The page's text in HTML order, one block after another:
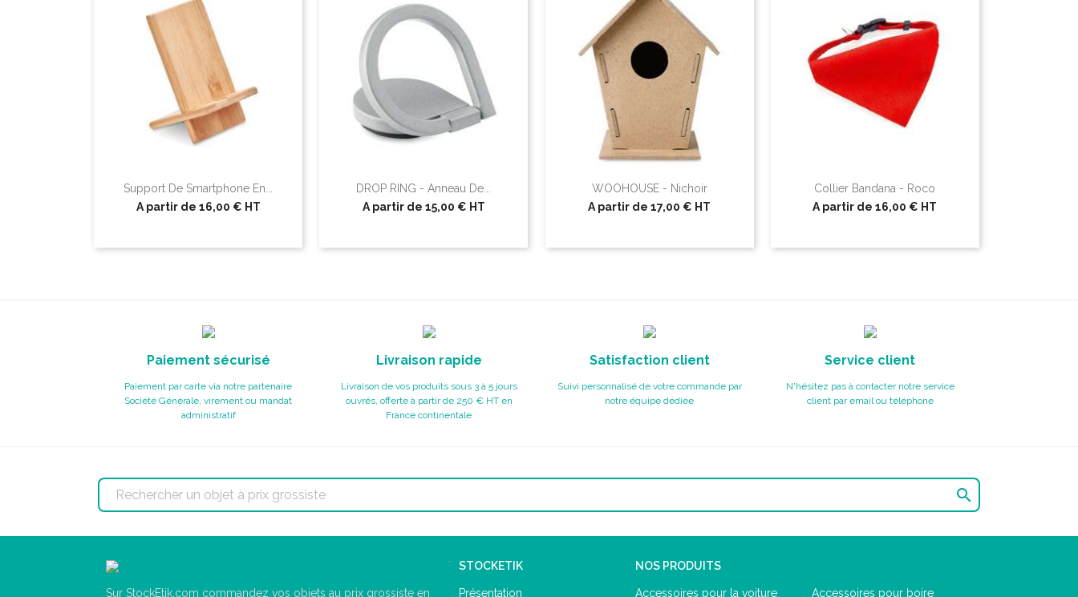
Support De Smartphone En...
A partir de 16,00 € HT
DROP RING - Anneau De...
A partir de 15,00 € HT
WOOHOUSE - Nichoir
A partir de 17,00 € HT
Collier Bandana - Roco
A partir de16,00 € HT
Paiement sécurisé
Paiement par carte via notre partenaire
Société Générale, virement ou mandat
administratif
Livraison rapide
Livraison de vos produits sous 3 à 5 jours
ouvrés, offerte à partir de 250 € HT en
France continentale
Satisfaction client
Suivi personnalisé de votre commande par
notre équipe dédiée
Service client
N'hésitez pas à contacter notre service
client par email ou téléphone

Sur StockEtik.com commandez vos objets au prix grossiste en
STOCKETIK
Présentation
NOS PRODUITS
Accessoires pour la voiture Accessoires pour boire